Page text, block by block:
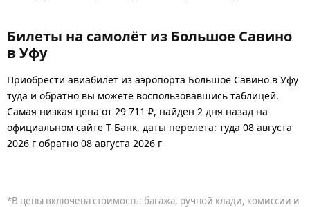
Билеты на самолёт из Большое Савино
в Уфу
Приобрести авиабилет из аэропорта Большое Савино в Уфу
туда и обратно вы можете воспользовавшись таблицей.
Самая низкая цена от 29 711 ₽, найден 2 дня назад на
официальном сайте Т-Банк, даты перелета: туда 08 августа
2026 г обратно 08 августа 2026 г
*В цены включена стоимость: багажа, ручной клади, комиссии и